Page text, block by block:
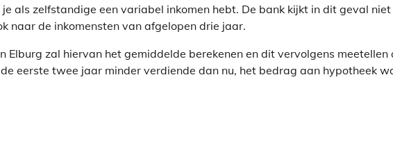
als zelfstandige een variabel inkomen hebt. De bank kijkt in dit geval niet
naar de inkomensten van afgelopen drie jaar.
Elburg zal hiervan het gemiddelde berekenen en dit vervolgens meetellen
eerste twee jaar minder verdiende dan nu, het bedrag aan hypotheek